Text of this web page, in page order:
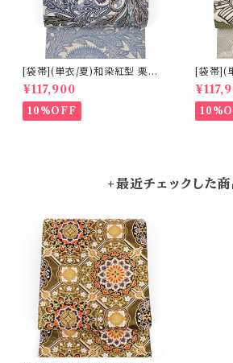
[袋帯](単衣/夏)和染紅型 栗山
吉三郎 謹製 アザミ 本麻 日本
製(商品番号:22389)
¥117,900
10%OFF
[袋帯](
吉三郎
製(商品
+最近チェックした